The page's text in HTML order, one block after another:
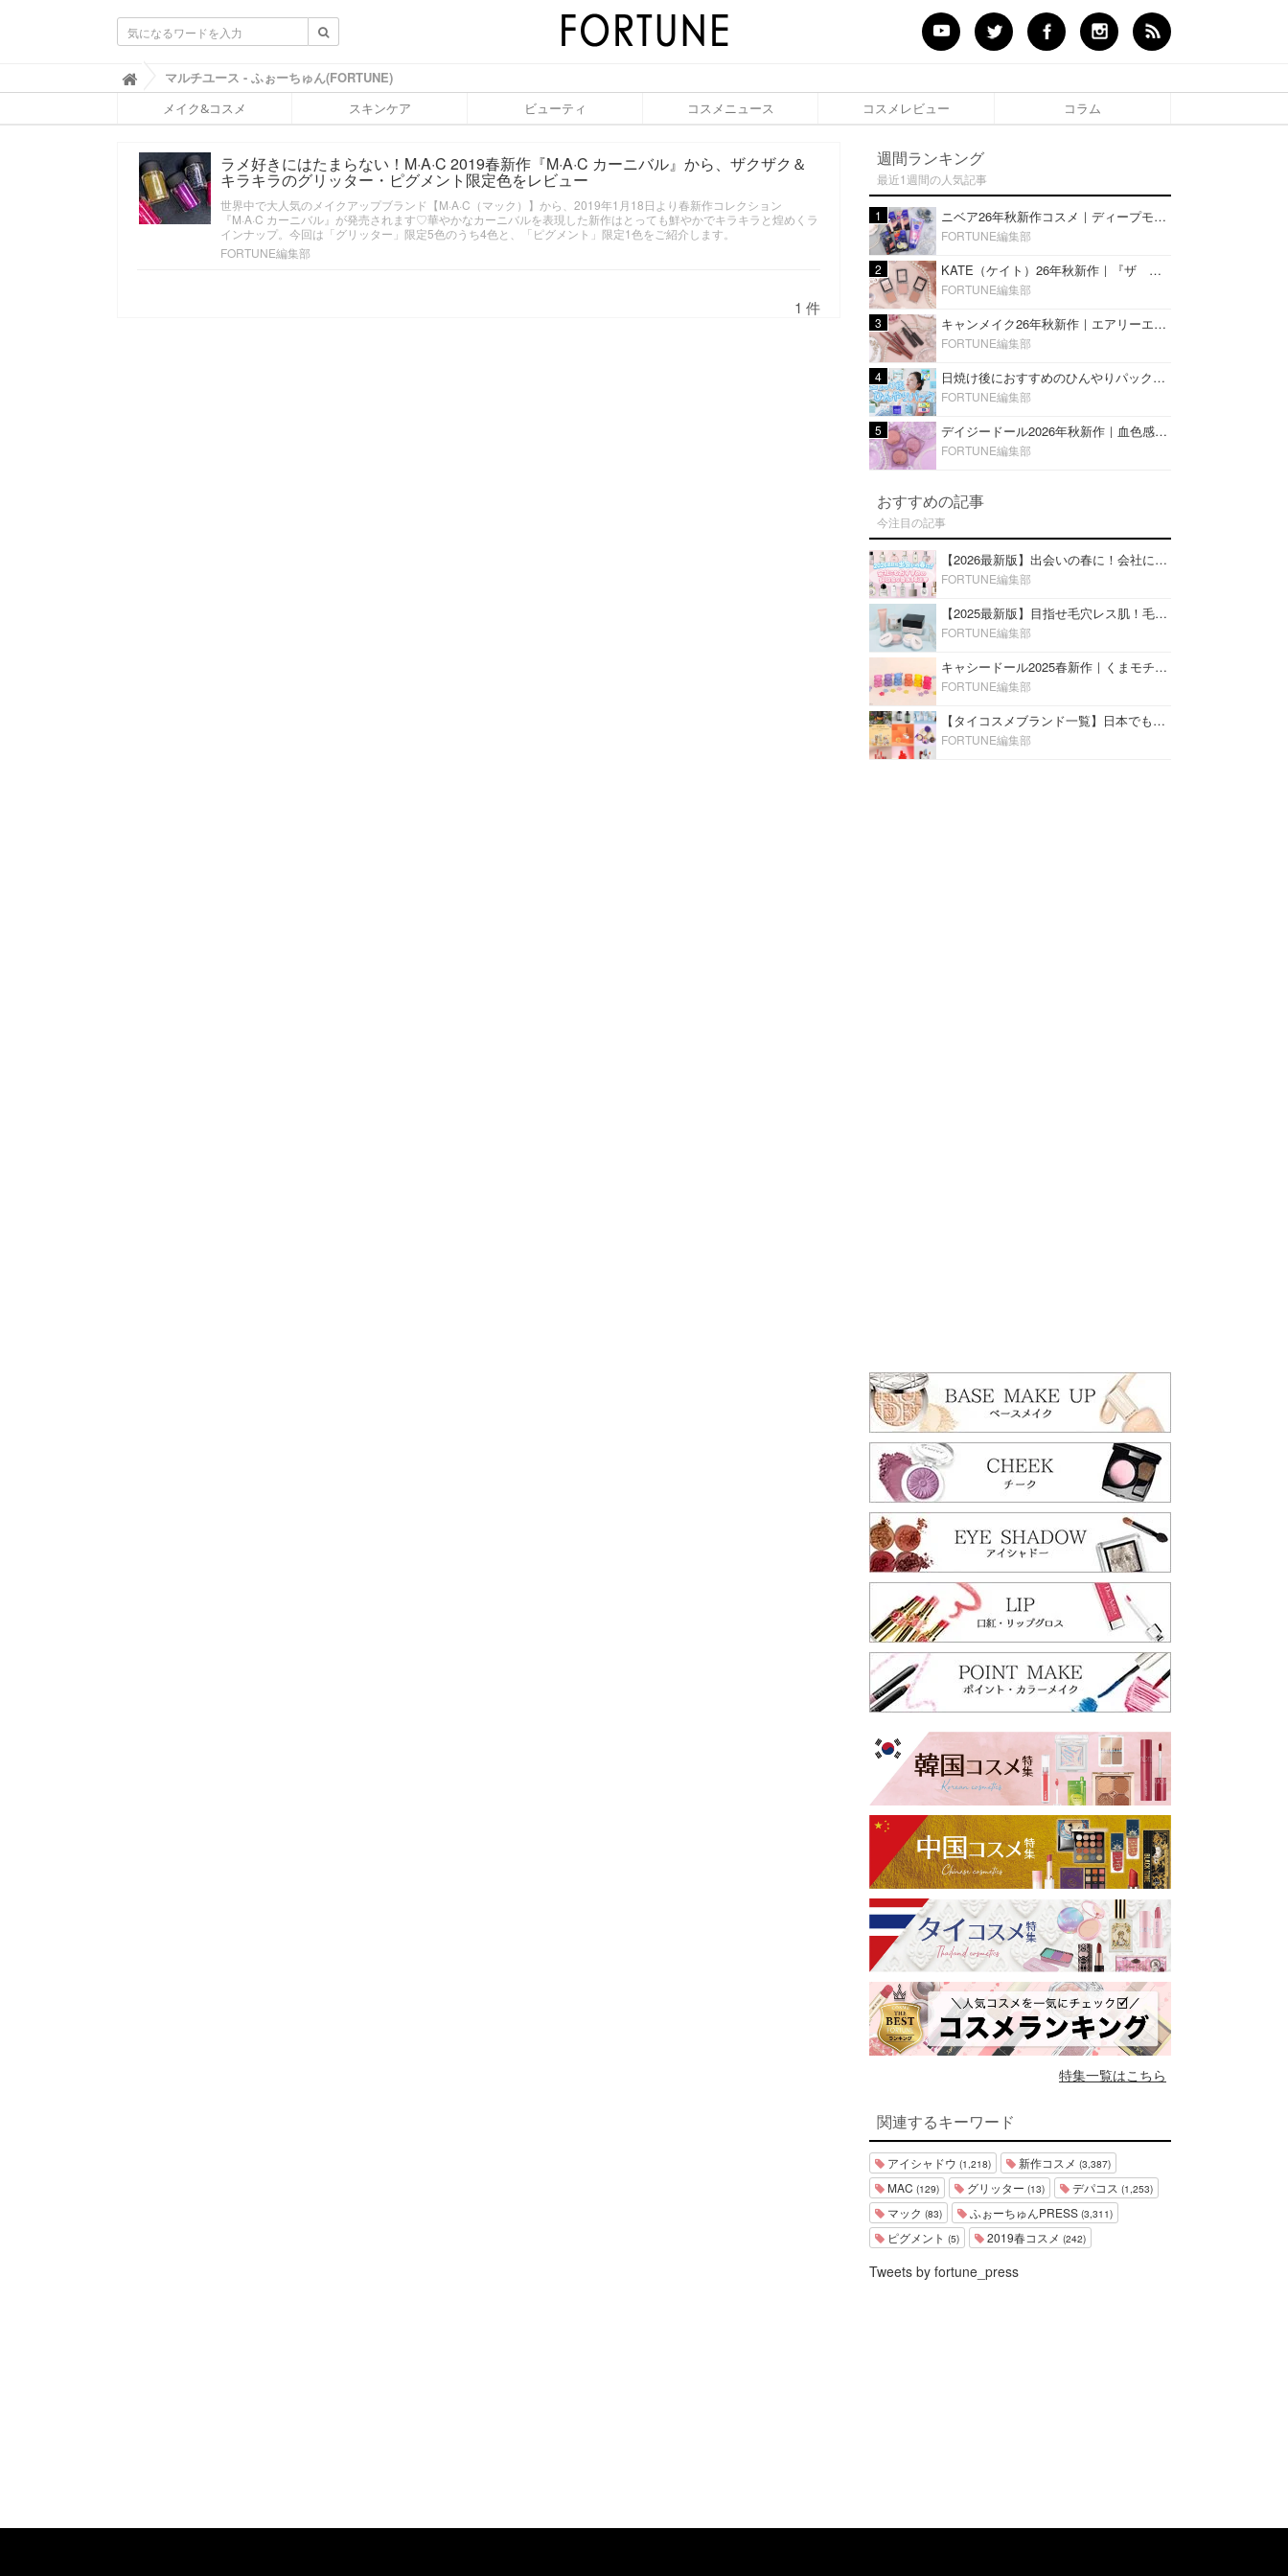
ふ
ぉ
ち
ん
(
F
O
マルチユース - ふぉーちゅん(FORTUNE)
メイク&コスメ スキンケア ビューティ コスメニュース コスメレビュー コラム
ラメ好きにはたまらない！M·A·C 2019春新作『M·A·C カーニバル』から、ザクザク＆
キラキラのグリッター・ピグメント限定色をレビュー
世界中で大人気のメイクアップブランド【M·A·C（マック）】から、2019年1月18日より春新作コレクション
『M·A·C カーニバル』が発売されます♡華やかなカーニバルを表現した新作はとっても鮮やかでキラキラと煌めくラ
インナップ。今回は「グリッター」限定5色のうち4色と、「ピグメント」限定1色をご紹介します。
FORTUNE編集部
1 件
週間ランキング
最近1週間の人気記事
1 ニベア26年秋新作コスメ｜ディープモイスチャーリップの美容液タイプや2in1ボディクリームスクラブも
FORTUNE編集部
2 KATE（ケイト）26年秋新作｜『ザ アイカラー』に白みベージュ系淡色カラーが登場！新3色をレビュー
FORTUNE編集部
3 キャンメイク26年秋新作｜エアリーエクステンションライナー＆カールスナイパーマスカラ新色をレビュー
FORTUNE編集部
4 日焼け後におすすめのひんやりパック14選｜暑い夏にぴったりな冷凍／鎮静／うるおいチャージマスクを紹介
FORTUNE編集部
5 デイジードール2026年秋新作｜血色感が可愛い♡『パウダー ブラッシュ ブルーム』新3色をレビュー
FORTUNE編集部
おすすめの記事
今注目の記事
【2026最新版】出会いの春に！会社にもおすすめの好印象な香水14選♡ビジネスの場での香水マナーも
FORTUNE編集部
【2025最新版】目指せ毛穴レス肌！毛穴を埋めて隠す「おすすめ部分用下地＆プライマー」ランキング♡
FORTUNE編集部
キャシードール2025春新作｜くまモチーフのミニリップ「シャイニーベア リップモイスト」をレビュー♡
FORTUNE編集部
【タイコスメブランド一覧】日本でも人気沸騰中の“タイコスメ”ブランド20選！
FORTUNE編集部
特集一覧はこちら
関連するキーワード
アイシャドウ (1,218) 新作コスメ (3,387)
MAC (129) グリッター (13) デパコス (1,253)
マック (83) ふぉーちゅんPRESS (3,311)
ピグメント (5) 2019春コスメ (242)
Tweets by fortune_press